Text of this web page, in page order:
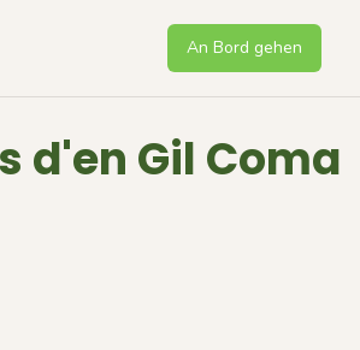
An Bord gehen
d'en Gil Coma